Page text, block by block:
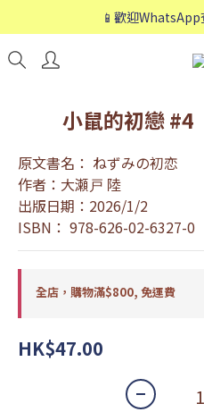
📱歡迎
📱歡迎
❤️會員專享：🛍購物滿
小鼠的初戀 #4
原文書名： ねずみの初恋
作者：大瀬戸 陸
出版日期：2026/1/2
ISBN： 978-626-02-6327-0
全店，購物滿$800, 免運費
HK$47.00